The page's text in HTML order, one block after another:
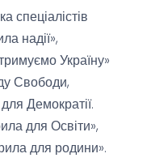
спеціалістів
надії»,
Україну»
Свободи,
Демократії.
для Освіти»,
для родини».